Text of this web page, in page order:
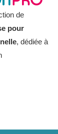
de
pour
, dédiée à